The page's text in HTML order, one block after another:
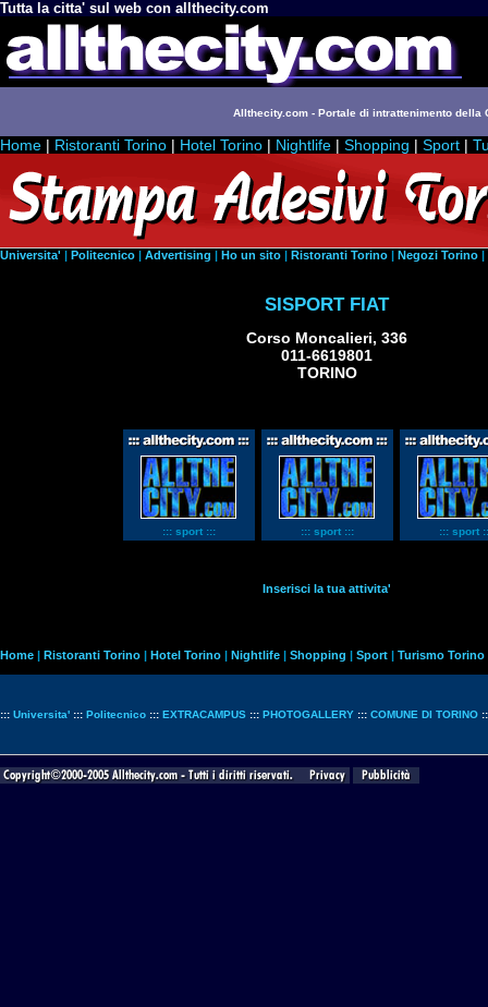
Tutta la citta' sul web con allthecity.com
Allthecity.com - Portale di intrattenimento della
Home | Ristoranti Torino | Hotel Torino | Nightlife | Shopping | Sport |
Universita' | Politecnico | Advertising | Ho un sito | Ristoranti Torino | Negozi Torino |
SISPORT FIAT
Corso Moncalieri, 336
011-6619801
TORINO
::: sport ::: ::: sport ::: ::: sport
Inserisci la tua attivita'
Home | Ristoranti Torino | Hotel Torino | Nightlife | Shopping | Sport | Turismo Torino
::: Universita' ::: Politecnico ::: EXTRACAMPUS ::: PHOTOGALLERY ::: COMUNE DI TORINO